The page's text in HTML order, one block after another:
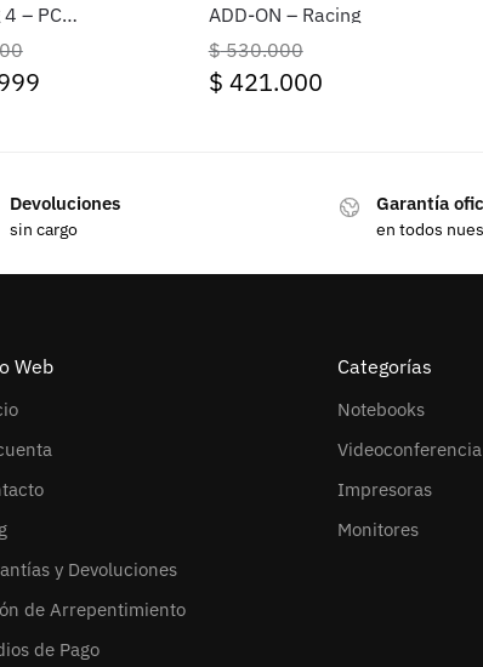
– PC
cableado
ADD-ON – Racing
$530.000
$ 421.000
Devoluciones
sin cargo
Garantía
en todos
Web
y Devoluciones
de Arrepentimiento
de Pago
Categorías
Notebooks
Videoconferencia
Impresoras
Monitores